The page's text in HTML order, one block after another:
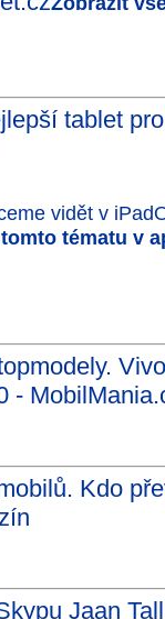
tablet
vidět v
tématu v
-
Kdo
Jaan